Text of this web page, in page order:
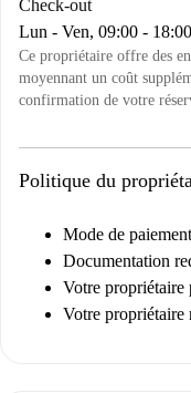
Check-out
Lun - Ven, 09:00 - 18:00
Ce propriétaire offre des
moyennant un coût
confirmation de votre
Politique du
Mode de
Documentation
Votre propriétaire
Votre propriétaire